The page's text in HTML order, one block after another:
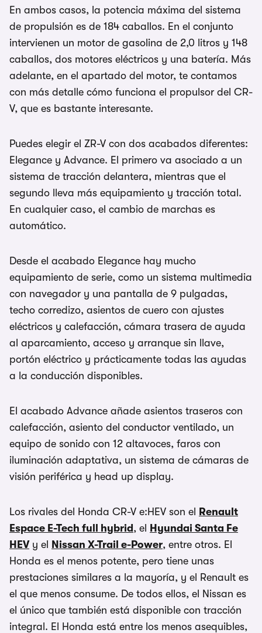
En ambos casos, la potencia máxima del sistema
de propulsión es de 184 caballos. En el conjunto
intervienen un motor de gasolina de 2,0 litros y 148
caballos, dos motores eléctricos y una batería. Más
adelante, en el apartado del motor, te contamos
con más detalle cómo funciona el propulsor del CR-
V, que es bastante interesante.
Puedes elegir el ZR-V con dos acabados diferentes:
Elegance y Advance. El primero va asociado a un
sistema de tracción delantera, mientras que el
segundo lleva más equipamiento y tracción total.
En cualquier caso, el cambio de marchas es
automático.
Desde el acabado Elegance hay mucho
equipamiento de serie, como un sistema multimedia
con navegador y una pantalla de 9 pulgadas,
techo corredizo, asientos de cuero con ajustes
eléctricos y calefacción, cámara trasera de ayuda
al aparcamiento, acceso y arranque sin llave,
portón eléctrico y prácticamente todas las ayudas
a la conducción disponibles.
El acabado Advance añade asientos traseros con
calefacción, asiento del conductor ventilado, un
equipo de sonido con 12 altavoces, faros con
iluminación adaptativa, un sistema de cámaras de
visión periférica y head up display.
Los rivales del Honda CR-V e:HEV son el
Renault
Espace E-Tech full hybrid , el
Hyundai Santa Fe
HEVy el Nissan X-Trail e-Power, entre otros. El
Honda es el menos potente, pero tiene unas
prestaciones similares a la mayoría, y el Renault es
el que menos consume. De todos ellos, el Nissan es
el único que también está disponible con tracción
integral. El Honda está entre los menos asequibles,